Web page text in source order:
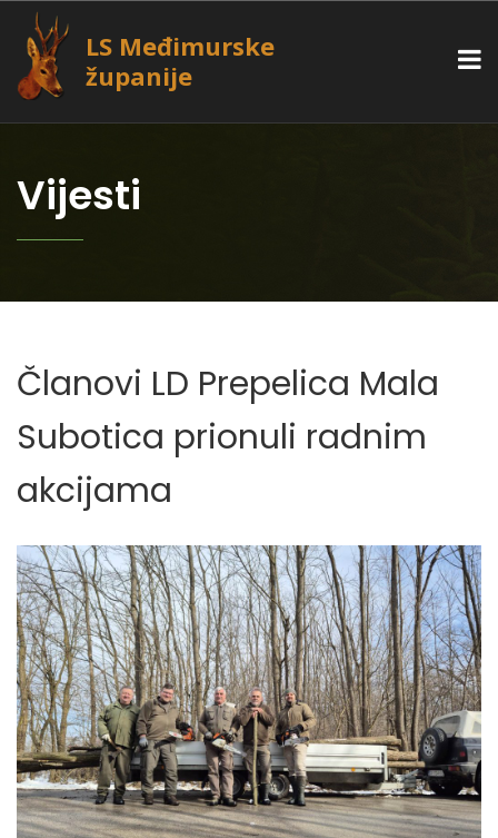
LS Međimurske
županije
Vijesti
Članovi LD Prepelica Mala
Subotica prionuli radnim
akcijama